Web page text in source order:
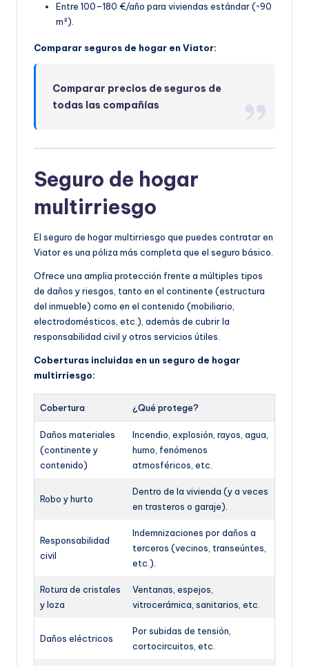
Entre 100–180 €/año para viviendas estándar (~90
m²).
Comparar seguros de hogar en Viator:
Comparar precios de seguros de
todas las compañías
Seguro de hogar
multirriesgo
El seguro de hogar multirriesgo que puedes contratar en
Viator es una póliza más completa que el seguro básico.
Ofrece una amplia protección frente a múltiples tipos
de daños y riesgos, tanto en el continente (estructura
del inmueble) como en el contenido (mobiliario,
electrodomésticos, etc.), además de cubrir la
responsabilidad civil y otros servicios útiles.
Coberturas incluidas en un seguro de hogar
multirriesgo:
Cobertura ¿Qué protege?
Daños materiales
(continente y
contenido)
Incendio, explosión, rayos, agua,
humo, fenómenos
atmosféricos, etc.
Robo y hurto
Dentro de la vivienda (y a veces
en trasteros o garaje).
Responsabilidad
civil
Indemnizaciones por daños a
terceros (vecinos, transeúntes,
etc.).
Rotura de cristales
y loza
Ventanas, espejos,
vitrocerámica, sanitarios, etc.
Daños eléctricos
Por subidas de tensión,
cortocircuitos, etc.